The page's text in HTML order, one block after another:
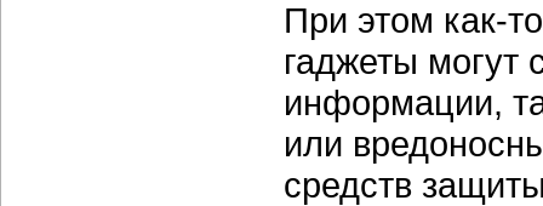
При этом как-
гаджеты могут
информации,
или
средств